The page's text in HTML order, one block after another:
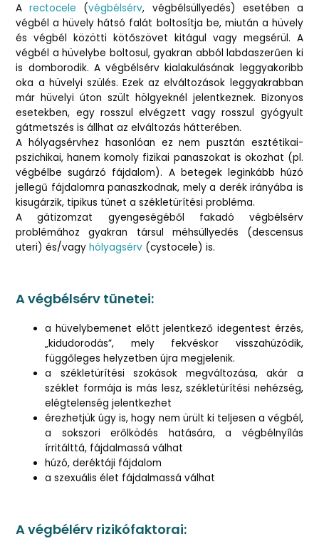
Arectocele (végbélsérv, végbélsüllyedés) esetében a
végbél a hüvely hátsó falát boltosítja be, miután a hüvely
és végbél közötti kötőszövet kitágul vagy megsérül. A
végbél a hüvelybe boltosul, gyakran abból labdaszerűen ki
is domborodik. A végbélsérv kialakulásának leggyakoribb
oka a hüvelyi szülés. Ezek az elváltozások leggyakrabban
már hüvelyi úton szült hölgyeknél jelentkeznek. Bizonyos
esetekben, egy rosszul elvégzett vagy rosszul gyógyult
gátmetszés is állhat az elváltozás hátterében.
A hólyagsérvhez hasonlóan ez nem pusztán esztétikai-
pszichikai, hanem komoly fizikai panaszokat is okozhat (pl.
végbélbe sugárzó fájdalom). A betegek leginkább húzó
jellegű fájdalomra panaszkodnak, mely a derék irányába is
kisugárzik, tipikus tünet a székletürítési probléma.
A gátizomzat gyengeségéből fakadó végbélsérv
problémához gyakran társul méhsüllyedés (descensus
uteri) és/vagyhólyagsérv (cystocele) is.
A végbélsérv tünetei:
a hüvelybemenet előtt jelentkező idegentest érzés,
„kidudorodás”, mely fekvéskor visszahúzódik,
függőleges helyzetben újra megjelenik.
a székletürítési szokások megváltozása, akár a
széklet formája is más lesz, székletürítési nehézség,
elégtelenség jelentkezhet
érezhetjük úgy is, hogy nem ürült ki teljesen a végbél,
a sokszori erőlködés hatására, a végbélnyílás
írritálttá, fájdalmassá válhat
húzó, deréktáji fájdalom
a szexuális élet fájdalmassá válhat
A végbélérv rizikófaktorai: